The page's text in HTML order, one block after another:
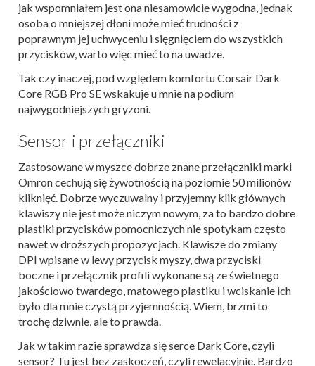
jak wspomniałem jest ona niesamowicie wygodna, jednak
osoba o mniejszej dłoni może mieć trudności z
poprawnym jej uchwyceniu i sięgnięciem do wszystkich
przycisków, warto więc mieć to na uwadze.
Tak czy inaczej, pod względem komfortu Corsair Dark
Core RGB Pro SE wskakuje u mnie na podium
najwygodniejszych gryzoni.
Sensor i przełączniki
Zastosowane w myszce dobrze znane przełączniki marki
Omron cechują się żywotnością na poziomie 50 milionów
kliknięć. Dobrze wyczuwalny i przyjemny klik głównych
klawiszy nie jest może niczym nowym, za to bardzo dobre
plastiki przycisków pomocniczych nie spotykam często
nawet w droższych propozycjach. Klawisze do zmiany
DPI wpisane w lewy przycisk myszy, dwa przyciski
boczne i przełącznik profili wykonane są ze świetnego
jakościowo twardego, matowego plastiku i wciskanie ich
było dla mnie czystą przyjemnością. Wiem, brzmi to
trochę dziwnie, ale to prawda.
Jak w takim razie sprawdza się serce Dark Core, czyli
sensor? Tu jest bez zaskoczeń, czyli rewelacyjnie. Bardzo